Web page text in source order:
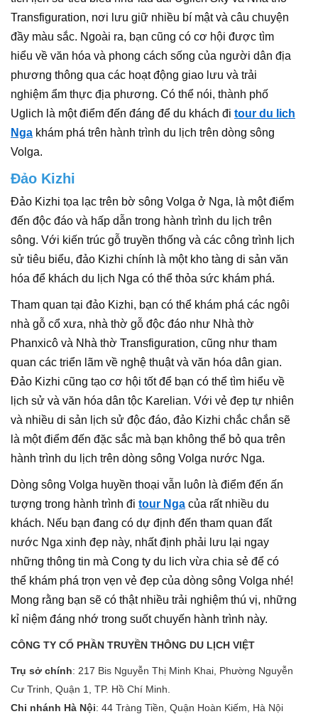
Transfiguration, nơi lưu giữ nhiều bí mật và câu chuyện
đầy màu sắc. Ngoài ra, bạn cũng có cơ hội được tìm
hiểu về văn hóa và phong cách sống của người dân địa
phương thông qua các hoạt động giao lưu và trải
nghiệm ẩm thực địa phương. Có thể nói, thành phố
Uglich là một điểm đến đáng để du khách đi tour du lich
Nga khám phá trên hành trình du lịch trên dòng sông
Volga.
Đảo Kizhi
Đảo Kizhi tọa lạc trên bờ sông Volga ở Nga, là một điểm
đến độc đáo và hấp dẫn trong hành trình du lịch trên
sông. Với kiến trúc gỗ truyền thống và các công trình lịch
sử tiêu biểu, đảo Kizhi chính là một kho tàng di sản văn
hóa để khách du lịch Nga có thể thỏa sức khám phá.
Tham quan tại đảo Kizhi, bạn có thể khám phá các ngôi
nhà gỗ cổ xưa, nhà thờ gỗ độc đáo như Nhà thờ
Phanxicô và Nhà thờ Transfiguration, cũng như tham
quan các triển lãm về nghệ thuật và văn hóa dân gian.
Đảo Kizhi cũng tạo cơ hội tốt để bạn có thể tìm hiểu về
lịch sử và văn hóa dân tộc Karelian. Với vẻ đẹp tự nhiên
và nhiều di sản lịch sử độc đáo, đảo Kizhi chắc chắn sẽ
là một điểm đến đặc sắc mà bạn không thể bỏ qua trên
hành trình du lịch trên dòng sông Volga nước Nga.
Dòng sông Volga huyền thoại vẫn luôn là điểm đến ấn
tượng trong hành trình đi tour Nga của rất nhiều du
khách. Nếu bạn đang có dự định đến tham quan đất
nước Nga xinh đẹp này, nhất định phải lưu lại ngay
những thông tin mà Cong ty du lich vừa chia sẻ để có
thể khám phá trọn vẹn vẻ đẹp của dòng sông Volga nhé!
Mong rằng bạn sẽ có thật nhiều trải nghiệm thú vị, những
kỉ niệm đáng nhớ trong suốt chuyến hành trình này.
CÔNG TY CỔ PHẦN TRUYỀN THÔNG DU LỊCH VIỆT
Trụ sở chính: 217 Bis Nguyễn Thị Minh Khai, Phường Nguyễn
Cư Trinh, Quận 1, TP. Hồ Chí Minh.
Chi nhánh Hà Nội: 44 Tràng Tiền, Quận Hoàn Kiếm, Hà Nội